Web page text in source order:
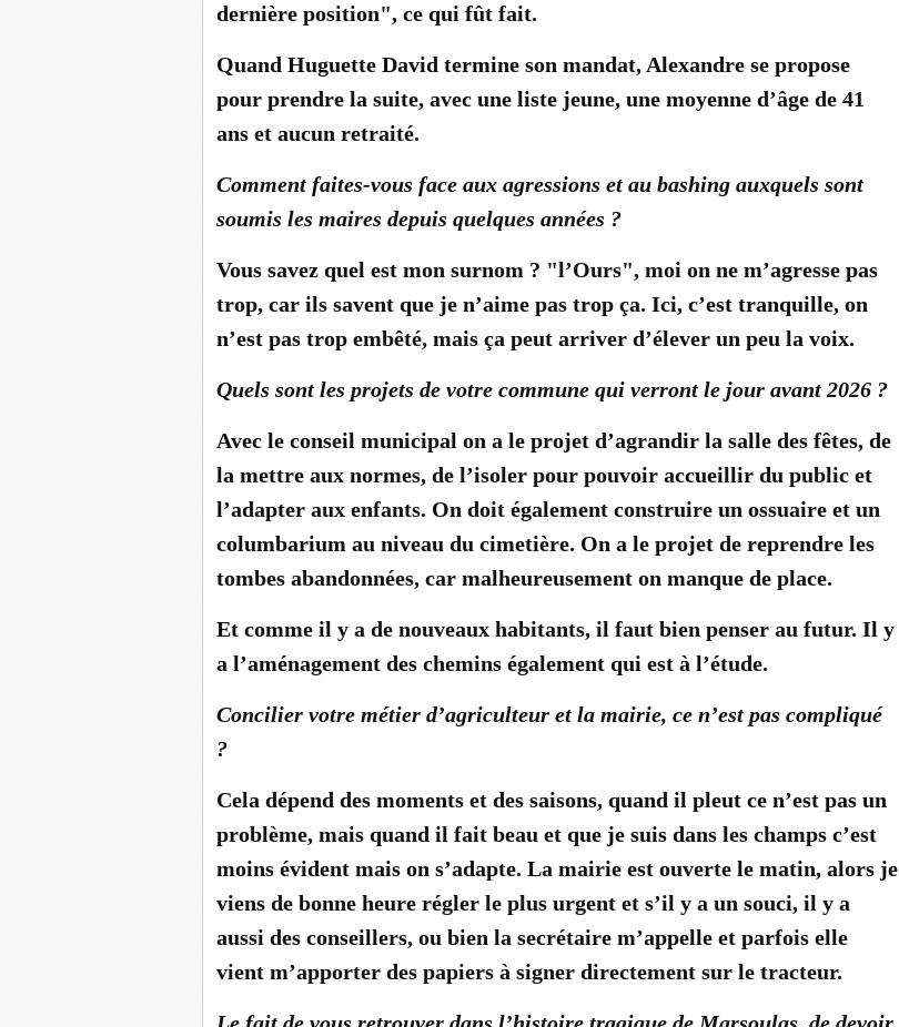
dernière position", ce qui fût fait.
Quand Huguette David termine son mandat, Alexandre se propose
pour prendre la suite, avec une liste jeune, une moyenne d’âge de 41
ans et aucun retraité.
Comment faites-vous face aux agressions et au bashing auxquels sont
soumis les maires depuis quelques années ?
Vous savez quel est mon surnom ? "l’Ours", moi on ne m’agresse pas
trop, car ils savent que je n’aime pas trop ça. Ici, c’est tranquille, on
n’est pas trop embêté, mais ça peut arriver d’élever un peu la voix.
Quels sont les projets de votre commune qui verront le jour avant 2026 ?
Avec le conseil municipal on a le projet d’agrandir la salle des fêtes, de
la mettre aux normes, de l’isoler pour pouvoir accueillir du public et
l’adapter aux enfants. On doit également construire un ossuaire et un
columbarium au niveau du cimetière. On a le projet de reprendre les
tombes abandonnées, car malheureusement on manque de place.
Et comme il y a de nouveaux habitants, il faut bien penser au futur. Il y
a l’aménagement des chemins également qui est à l’étude.
Concilier votre métier d’agriculteur et la mairie, ce n’est pas compliqué
?
Cela dépend des moments et des saisons, quand il pleut ce n’est pas un
problème, mais quand il fait beau et que je suis dans les champs c’est
moins évident mais on s’adapte. La mairie est ouverte le matin, alors je
viens de bonne heure régler le plus urgent et s’il y a un souci, il y a
aussi des conseillers, ou bien la secrétaire m’appelle et parfois elle
vient m’apporter des papiers à signer directement sur le tracteur.